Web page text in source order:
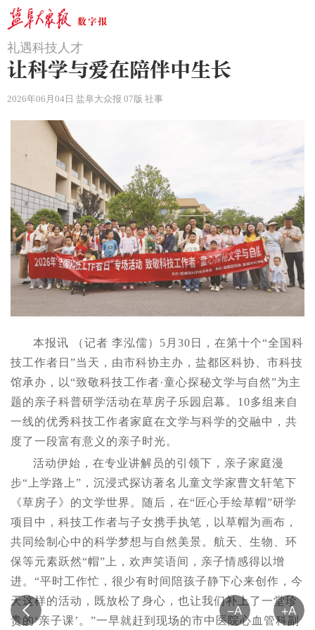
‌礼遇科技人才
让科学与爱在陪伴中生长
2026年06月04日 盐阜大众报 07版 社事
本报讯 （记者 李泓儒）5月30日，在第十个“全国科
技工作者日”当天，由市科协主办，盐都区科协、市科技
馆承办，以“致敬科技工作者·童心探秘文学与自然”为主
题的亲子科普研学活动在草房子乐园启幕。10多组来自
一线的优秀科技工作者家庭在文学与科学的交融中，共
度了一段富有意义的亲子时光。
活动伊始，在专业讲解员的引领下，亲子家庭漫
步“上学路上”，沉浸式探访著名儿童文学家曹文轩笔下
《草房子》的文学世界。随后，在“匠心手绘草帽”研学
项目中，科技工作者与子女携手执笔，以草帽为画布，
共同绘制心中的科学梦想与自然美景。航天、生物、环
保等元素跃然“帽”上，欢声笑语间，亲子情感得以增
进。“平时工作忙，很少有时间陪孩子静下心来创作，今
天这样的活动，既放松了身心，也让我们补上了一堂珍
贵的‘亲子课’。”一早就赶到现场的市中医院心血管科副